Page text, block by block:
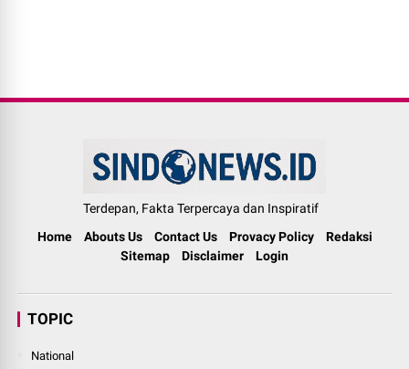
Terdepan, Fakta Terpercaya dan Inspiratif
Home
Abouts Us Contact Us Provacy Policy
Redaksi
Sitemap
Disclaimer Login
TOPIC
National